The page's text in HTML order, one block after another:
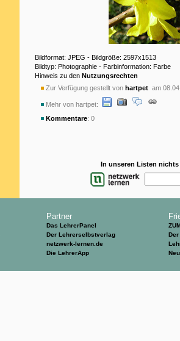
Bildformat: JPEG - Bildgröße: 2597x1513
Bildtyp: Photographie - Farbinformation: Farbe
Hinweis zu den Nutzungsrechten
Zur Verfügung gestellt von hartpet am
Mehr von hartpet:
Kommentare: 0
In unseren Listen
Partner
Das LehrerPanel
Der Lehrerselbstverlag
netzwerk-lernen.de
Die LehrerApp